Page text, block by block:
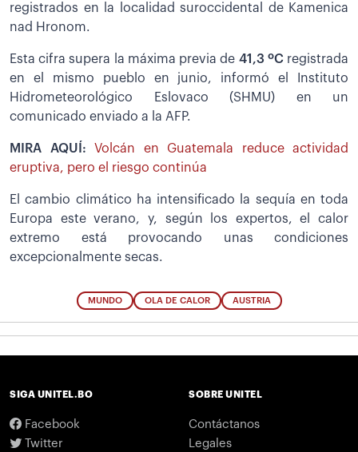
registrados en la localidad suroccidental de Kamenica
nad Hronom.
Esta cifra supera la máxima previa de 41,3 ºCregistrada
en el mismo pueblo en junio, informó el Instituto
Hidrometeorológico Eslovaco (SHMU) en un
comunicado enviado a la AFP.
MIRA AQUÍ: Volcán en Guatemala reduce actividad
eruptiva, pero el riesgo continúa
El cambio climático ha intensificado la sequía en toda
Europa este verano, y, según los expertos, el calor
extremo está provocando unas condiciones
excepcionalmente secas.
MUNDO OLA DE CALOR AUSTRIA
SIGA UNITEL.BO
Facebook
Twitter
SOBRE UNITEL
Contáctanos
Legales